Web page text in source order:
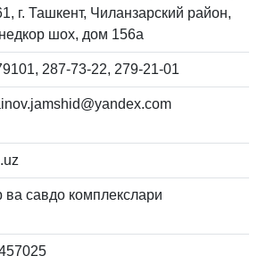
г. Ташкент, Чиланзарский район,
шох, дом 156а
287-73-22, 279-21-01
ва савдо комплекслари